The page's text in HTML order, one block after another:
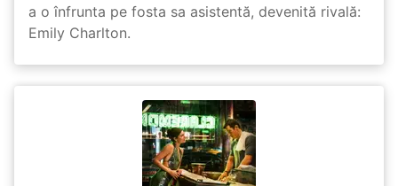
a o înfrunta pe fosta sa asistentă, devenită rivală:
Emily Charlton.